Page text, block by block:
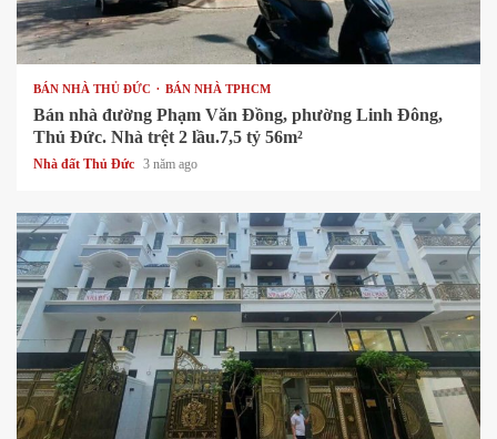
1 min read
BÁN NHÀ THỦ ĐỨC BÁN NHÀ TPHCM
Bán nhà đường Phạm Văn Đồng, phường Linh Đông,
Thủ Đức. Nhà trệt 2 lầu.7,5 tỷ 56m²
Nhà đất Thủ Đức 3 năm ago